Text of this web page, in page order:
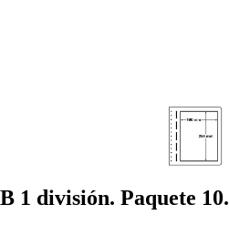
1 división. Paquete 10.